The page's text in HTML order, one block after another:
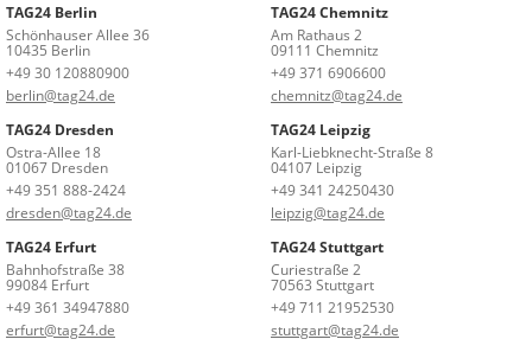
TAG24 Berlin
Schönhauser Allee 36
10435 Berlin
+49 30 120880900
berlin@tag24.de
TAG24 Chemnitz
Am Rathaus 2
09111 Chemnitz
+49 371 6906600
chemnitz@tag24.de
TAG24 Dresden
Ostra-Allee 18
01067 Dresden
+49 351 888-2424
dresden@tag24.de
TAG24 Leipzig
Karl-Liebknecht-Straße 8
04107 Leipzig
+49 341 24250430
leipzig@tag24.de
TAG24 Erfurt
Bahnhofstraße 38
99084 Erfurt
+49 361 34947880
erfurt@tag24.de
TAG24 Stuttgart
Curiestraße 2
70563 Stuttgart
+49 711 21952530
stuttgart@tag24.de